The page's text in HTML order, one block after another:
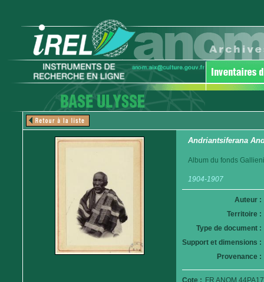
Andriantsiferana
Album du fonds
1904-1907
Auteur :
Territoire :
Type de document :
Support et dimensions :
Provenance :
Cote : FR ANOM